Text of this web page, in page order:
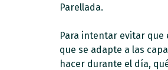
Parellada.
Para intentar evitar que
que se adapte a las
hacer durante el día,